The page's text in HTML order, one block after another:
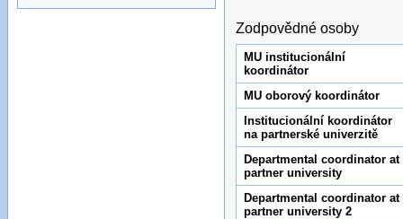
Zodpovědné osoby
MU institucionální
koordinátor
MU oborový koordinátor
Institucionální koordinátor
na partnerské univerzitě
Departmental coordinator at
partner university
Departmental coordinator at
partner university 2